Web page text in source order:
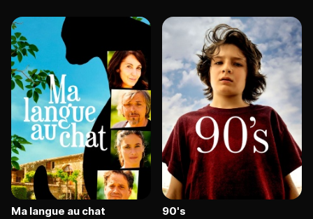
Ma langue au chat 90's